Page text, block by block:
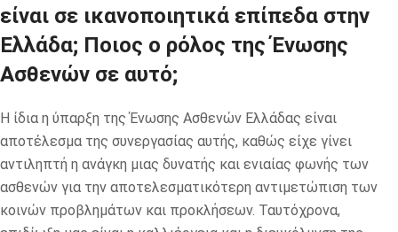
είναι σε ικανοποιητικά επίπεδα στην
Ελλάδα; Ποιος ο ρόλος της Ένωσης
Ασθενών σε αυτό;
Η ίδια η ύπαρξη της Ένωσης Ασθενών Ελλάδας είναι
αποτέλεσμα της συνεργασίας αυτής, καθώς είχε γίνει
αντιληπτή η ανάγκη μιας δυνατής και ενιαίας φωνής των
ασθενών για την αποτελεσματικότερη αντιμετώπιση των
κοινών προβλημάτων και προκλήσεων. Ταυτόχρονα,